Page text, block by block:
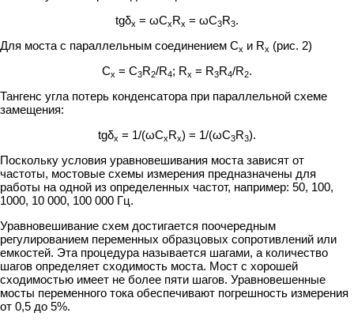
tgδх = ωCхRх = ωC3R3.
Для моста с параллельным соединением Cх и Rх (рис. 2)
Cх = C3R2/R4; Rх = R3R4/R2.
Тангенс угла потерь конденсатора при параллельной схеме
замещения:
tgδх = 1/(ωCхRх) = 1/(ωC3R3).
Поскольку условия уравновешивания моста зависят от
частоты, мостовые схемы измерения предназначены для
работы на одной из определенных частот, например: 50, 100,
1000, 10 000, 100 000 Гц.
Уравновешивание схем достигается поочередным
регулированием переменных образцовых сопротивлений или
емкостей. Эта процедура называется шагами, а количество
шагов определяет сходимость моста. Мост с хорошей
сходимостью имеет не более пяти шагов. Уравновешенные
мосты переменного тока обеспечивают погрешность измерения
от 0,5 до 5%.